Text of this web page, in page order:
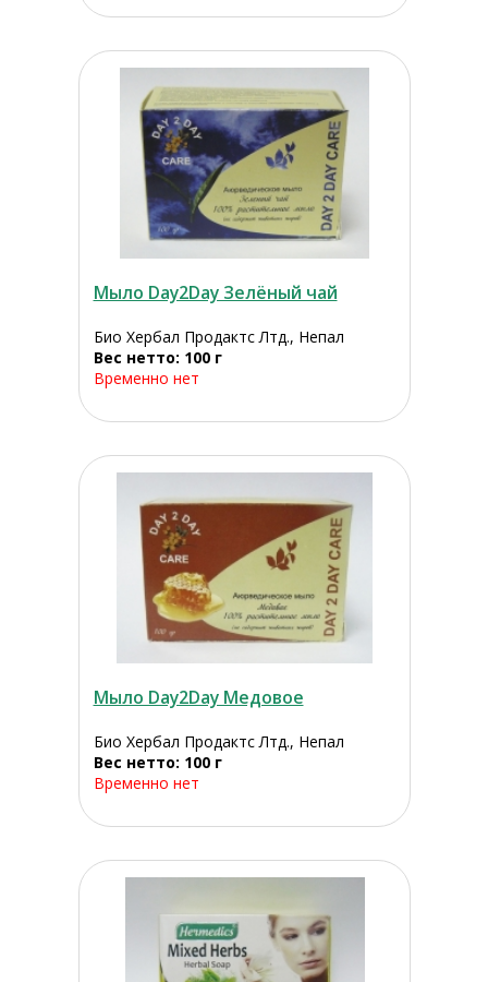
Мыло Day2Day Зелёный чай
Био Хербал Продактс Лтд., Непал
Вес нетто: 100 г
Временно нет
Мыло Day2Day Медовое
Био Хербал Продактс Лтд., Непал
Вес нетто: 100 г
Временно нет